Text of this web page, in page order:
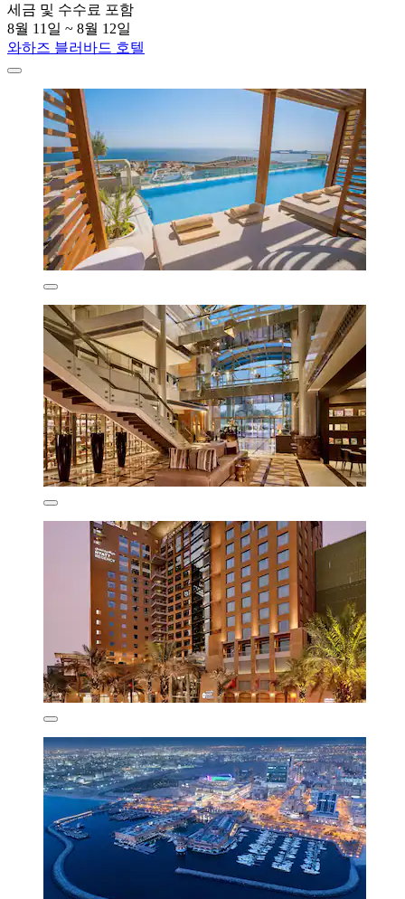
세금 및 수수료 포함
8월 11일 ~ 8월 12일
와하즈 블러바드 호텔